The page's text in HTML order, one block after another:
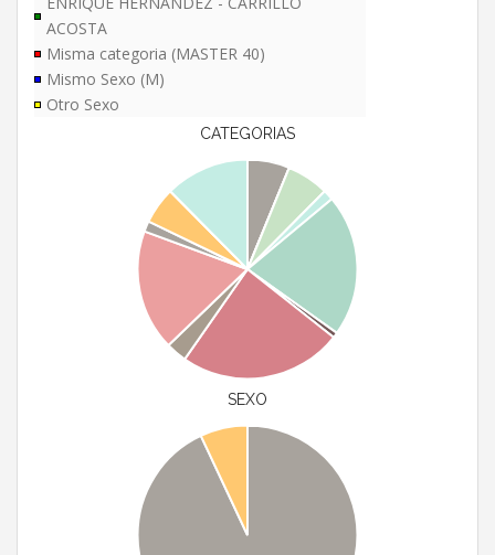
ACOSTA
Misma categoria (MASTER 40)
Mismo Sexo (M)
Otro Sexo
CATEGORIAS
SEXO